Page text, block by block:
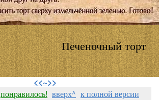
Печеночный торт
⠀
<<~>>
понравилось! вверх^ к полной версии